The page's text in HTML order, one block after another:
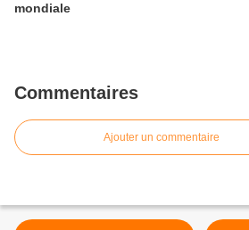
mondiale
Commentaires
Ajouter un commentaire